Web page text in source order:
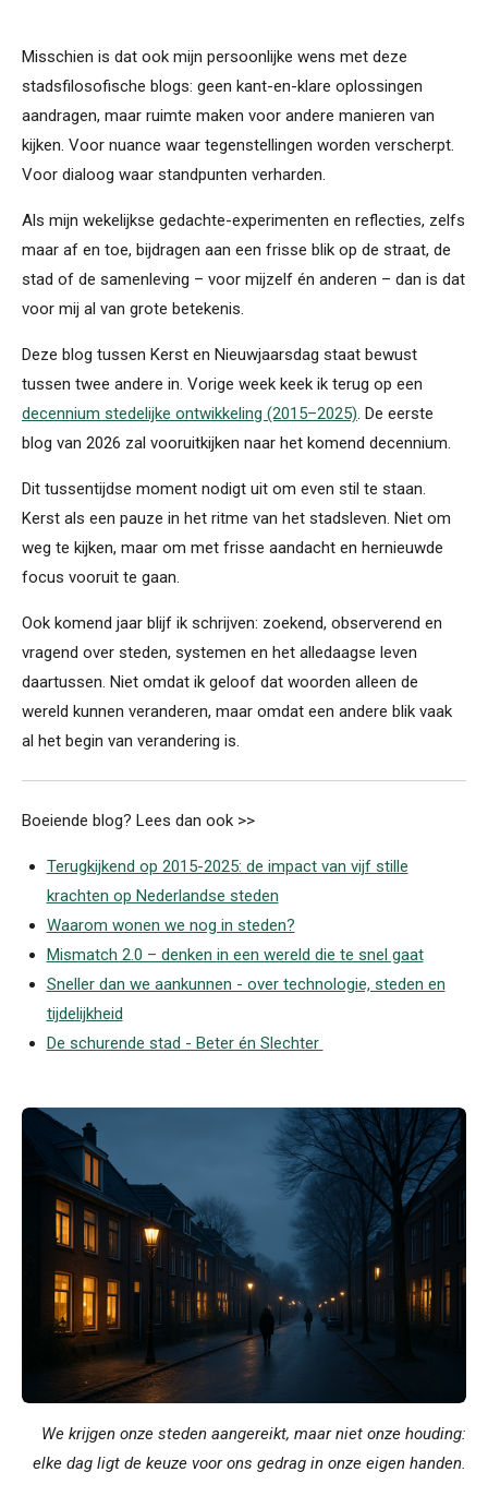
Misschien is dat ook mijn persoonlijke wens met deze
stadsfilosofische blogs: geen kant-en-klare oplossingen
aandragen, maar ruimte maken voor andere manieren van
kijken. Voor nuance waar tegenstellingen worden verscherpt.
Voor dialoog waar standpunten verharden.
Als mijn wekelijkse gedachte-experimenten en reflecties, zelfs
maar af en toe, bijdragen aan een frisse blik op de straat, de
stad of de samenleving – voor mijzelf én anderen – dan is dat
voor mij al van grote betekenis.
Deze blog tussen Kerst en Nieuwjaarsdag staat bewust
tussen twee andere in. Vorige week keek ik terug op een
decennium stedelijke ontwikkeling (2015–2025). De eerste
blog van 2026 zal vooruitkijken naar het komend decennium.
Dit tussentijdse moment nodigt uit om even stil te staan.
Kerst als een pauze in het ritme van het stadsleven. Niet om
weg te kijken, maar om met frisse aandacht en hernieuwde
focus vooruit te gaan.
Ook komend jaar blijf ik schrijven: zoekend, observerend en
vragend over steden, systemen en het alledaagse leven
daartussen. Niet omdat ik geloof dat woorden alleen de
wereld kunnen veranderen, maar omdat een andere blik vaak
al het begin van verandering is.
Boeiende blog? Lees dan ook >>
Terugkijkend op 2015-2025: de impact van vijf stille
krachten op Nederlandse steden
Waarom wonen we nog in steden?
Mismatch 2.0 – denken in een wereld die te snel gaat
Sneller dan we aankunnen - over technologie, steden en
tijdelijkheid
De schurende stad - Beter én Slechter
We krijgen onze steden aangereikt, maar niet onze houding:
elke dag ligt de keuze voor ons gedrag in onze eigen handen.